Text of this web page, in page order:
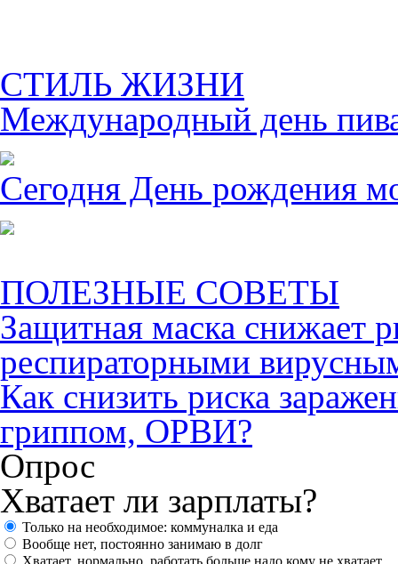
СТИЛЬ ЖИЗНИ
Международный день
Сегодня День рождения
ПОЛЕЗНЫЕ СОВЕТЫ
Защитная маска снижает
респираторными
Как снизить риска
гриппом, ОРВИ?
Опрос
Хватает ли зарплаты?
Только на необходимое: коммуналка и еда
Вообще нет, постоянно занимаю в долг
Хватает, нормально, работать больше надо кому не хватает